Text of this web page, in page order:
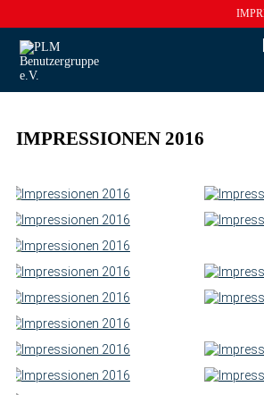
IMPRESSIONEN 2016